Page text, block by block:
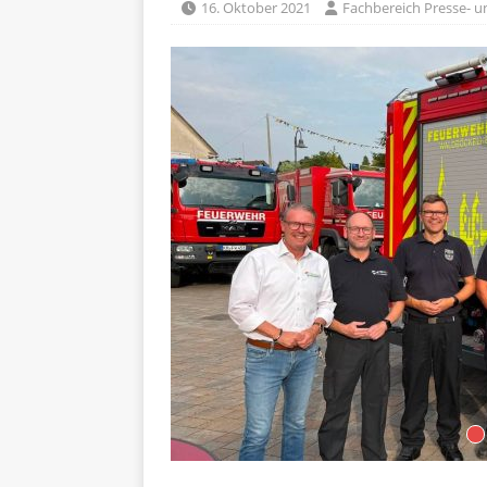
16. Oktober 2021 Fachbereich Presse-